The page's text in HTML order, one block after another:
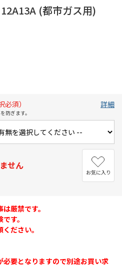
(都市ガス用)
必須）
防ぎます。
詳細
せん
お気に入り
厳禁です。
す。
ださい。
要となりますので別途お買い求